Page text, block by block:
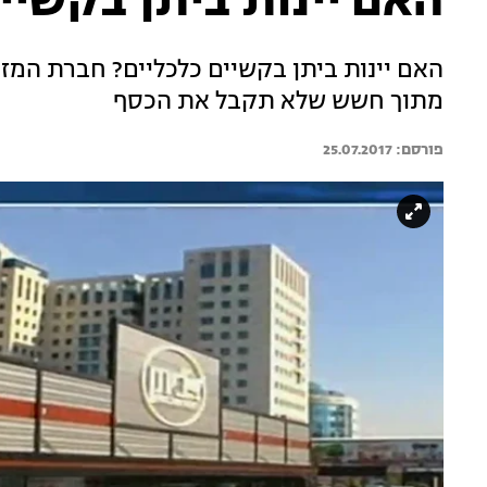
האם יינות ביתן בקשיים כלכליים? חברת
מתוך חשש שלא תקבל את הכסף
25.07.2017